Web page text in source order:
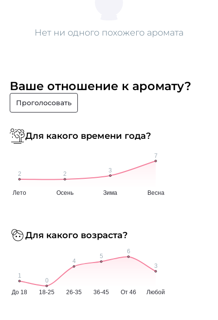
Нет ни одного похожего аромата
Ваше отношение к аромату?
Проголосовать
Для какого времени года?
Для какого возраста?